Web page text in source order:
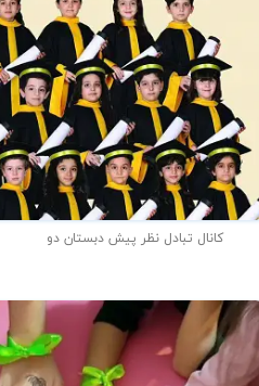
کانال تبادل نظر پیش دبستان دو